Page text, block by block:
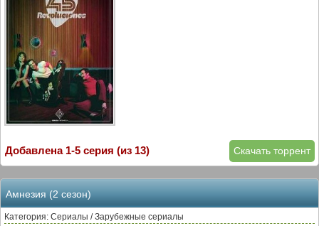
Скачать торрент
Добавлена 1-5 серия (из 13)
Амнезия (2 сезон)
Категория: Сериалы / Зарубежные сериалы